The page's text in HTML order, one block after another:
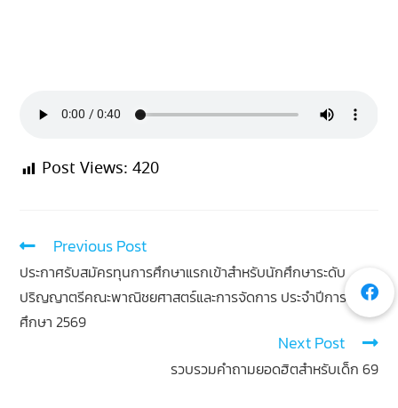
Post Views: 420
Previous Post
ประกาศรับสมัครทุนการศึกษาแรกเข้าสำหรับนักศึกษาระดับ
ปริญญาตรีคณะพาณิชยศาสตร์และการจัดการ ประจำปีการ
ศึกษา 2569
Next Post
รวบรวมคำถามยอดฮิตสำหรับเด็ก 69